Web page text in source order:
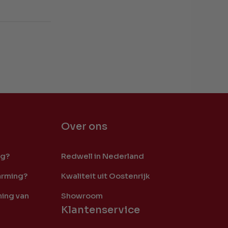
van
Over ons
Redwell in Nederland
Kwaliteit uit Oostenrijk
Showroom
Klantenservice